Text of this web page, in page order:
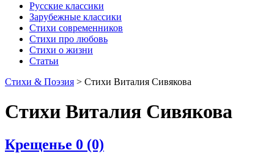
Русские классики
Зарубежные классики
Стихи современников
Стихи про любовь
Стихи о жизни
Статьи
Стихи & Поэзия > Стихи Виталия Сивякова
Стихи Виталия Сивякова
Крещенье 0 (0)